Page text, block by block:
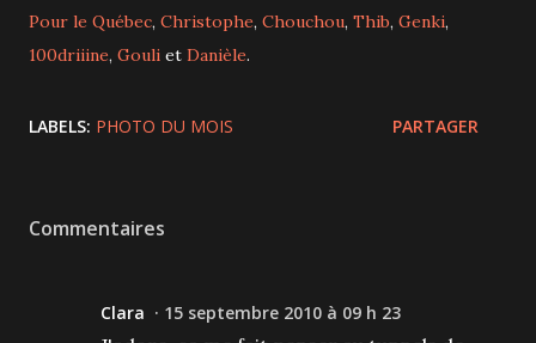
Pour le Québec, Christophe, Chouchou, Thib, Genki,
100driiine, Gouli et Danièle.
LABELS: PHOTO DU MOIS PARTAGER
Commentaires
Clara 15 septembre 2010 à 09 h 23